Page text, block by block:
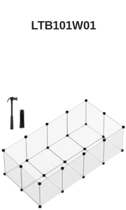
LTB101W01